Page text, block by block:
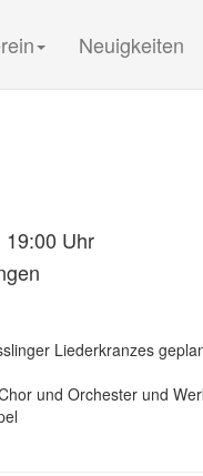
Neuigkeiten
Uhr
Liederkranzes
und Orchester und